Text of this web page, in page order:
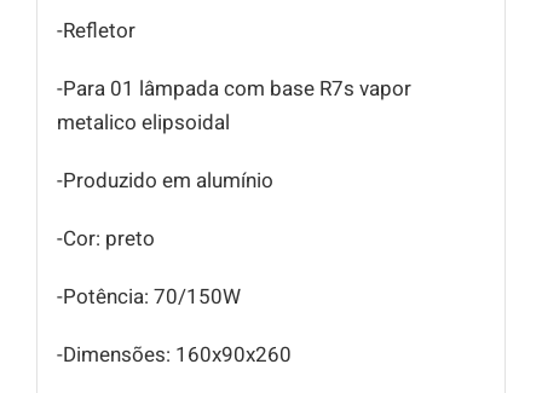
-Refletor
-Para 01 lâmpada com base R7s vapor
metalico elipsoidal
-Produzido em alumínio
-Cor: preto
-Potência: 70/150W
-Dimensões: 160x90x260